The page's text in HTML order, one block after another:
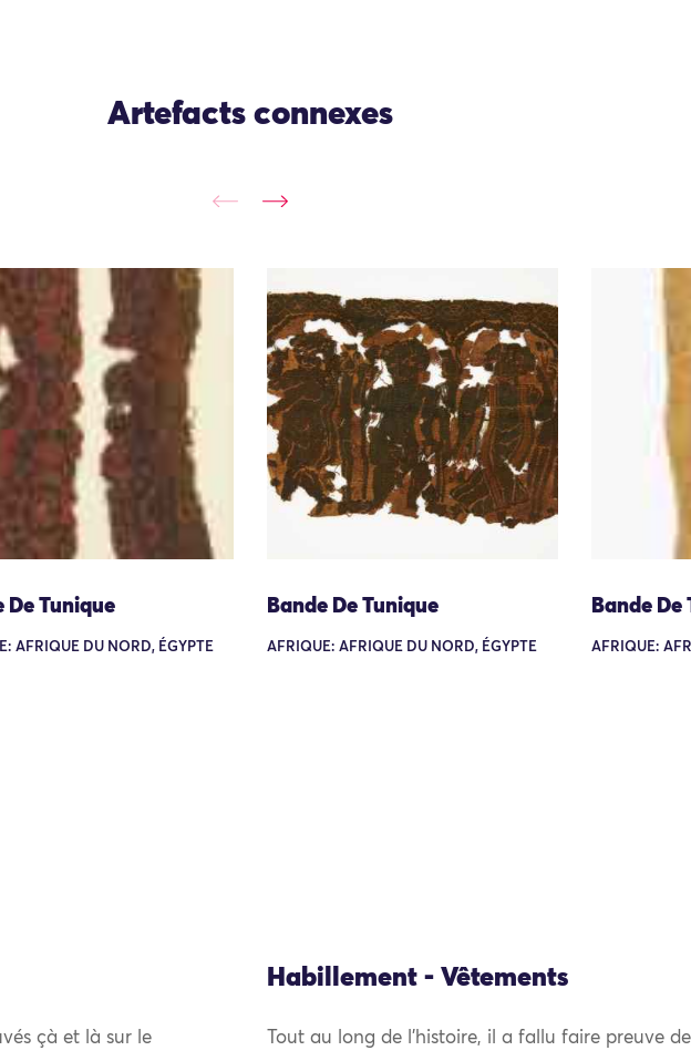
Artefacts connexes
De Tunique
AFRIQUE DU NORD, ÉGYPTE
Bande De Tunique
AFRIQUE: AFRIQUE DU NORD, ÉGYPTE
Bande De
AFRIQUE:
çà et là sur le
Habillement - Vêtements
Tout au long de l’histoire, il a fallu faire preuve